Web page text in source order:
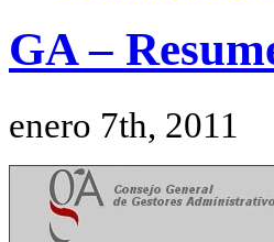
GA –
enero 7th, 2011